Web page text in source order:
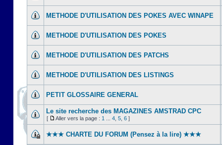
METHODE D'UTILISATION DES POKES AVEC WINAPE
METHODE D'UTILISATION DES POKES
METHODE D'UTILISATION DES PATCHS
METHODE D'UTILISATION DES LISTINGS
PETIT GLOSSAIRE GENERAL
Le site recherche des MAGAZINES AMSTRAD CPC
[ Aller vers la page : 1 4 5 6 ]
★★★ CHARTE DU FORUM (Pensez à la lire) ★★★